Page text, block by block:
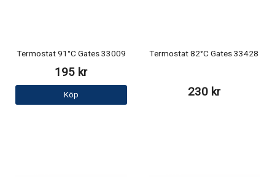
Termostat 91°C Gates 33009
195 kr
Köp
Termostat 82°C Gates 33428
230 kr